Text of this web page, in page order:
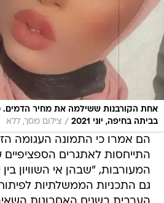
אחת הקורבנות ששילמה את מחיר הדמים.
בביתה בחיפה, יוני 2021
/ צילום מסך, ללא
הם אמרו כי התמונה העגומה
התייחסות לאתגרים
המעורבות, "שבהן אי השוויון
גם התכניות הממשלתיות